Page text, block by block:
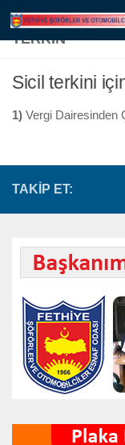
TERKIN
Sicil terkini
1) Vergi Dairesinden
TAKIP ET: